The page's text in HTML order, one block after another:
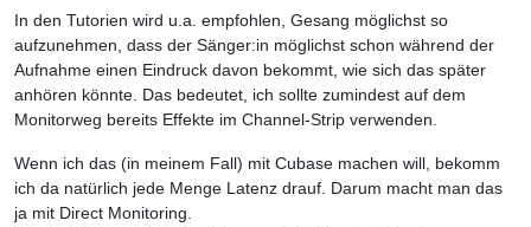
In den Tutorien wird u.a. empfohlen, Gesang möglichst so
aufzunehmen, dass der Sänger:in möglichst schon während der
Aufnahme einen Eindruck davon bekommt, wie sich das später
anhören könnte. Das bedeutet, ich sollte zumindest auf dem
Monitorweg bereits Effekte im Channel-Strip verwenden.
Wenn ich das (in meinem Fall) mit Cubase machen will, bekomm
ich da natürlich jede Menge Latenz drauf. Darum macht man das
ja mit Direct Monitoring.